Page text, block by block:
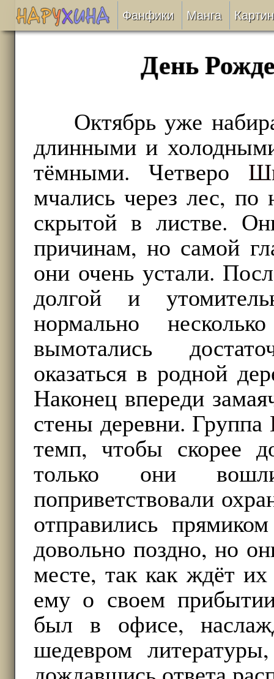
Фанфики
Сборники
Рецензии
На проверке
Отправить
Манга
День
Октябрь уже
длинными и
тёмными. Четверо
мчались через лес,
скрытой в листве.
причинам, но самой
они очень устали.
долгой и
нормально
вымотались
оказаться в родной
Наконец впереди
стены деревни. Группа
темп, чтобы скорее
только они
поприветствовали
отправились
довольно поздно, но
месте, так как ждёт
ему о своем
был в офисе,
шедевром